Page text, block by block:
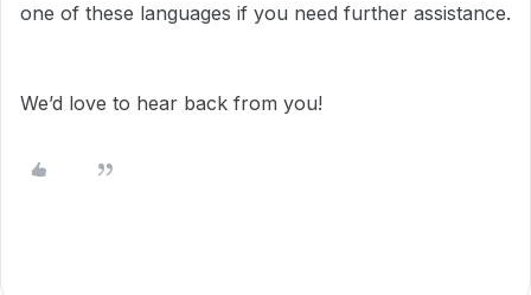
one of these languages if you need further assistance.
We’d love to hear back from you!